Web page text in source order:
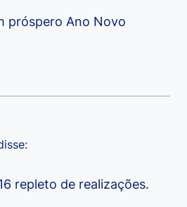
próspero Ano Novo
repleto de realizações.